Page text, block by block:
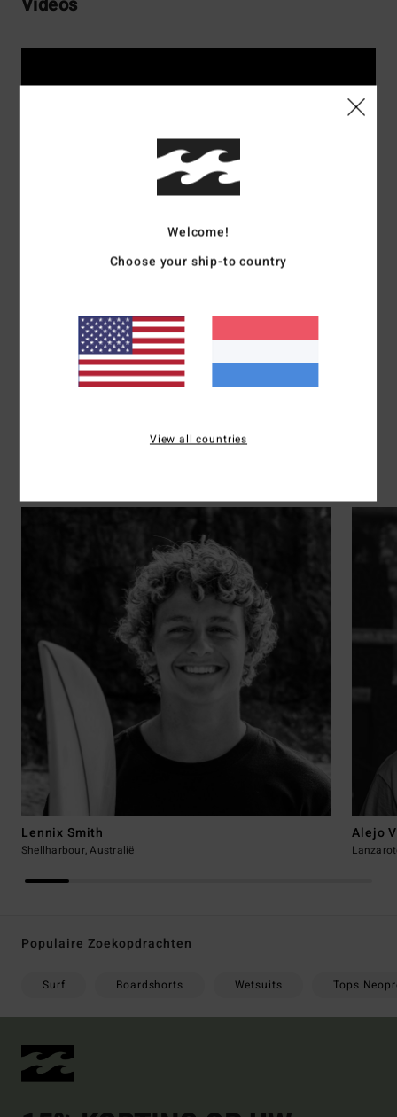
Lennix Smith
Shellharbour, Australië
Alejo
Populaire Zoekopdrachten
Surf Boardshorts Wetsuits Tops
Welcome!
Choose your ship-to country
View all countries